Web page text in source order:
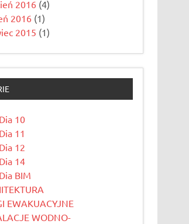
2016 (4)
2016 (1)
2015 (1)
10
11
12
14
BIM
EWAKUACYJNE
WODNO-